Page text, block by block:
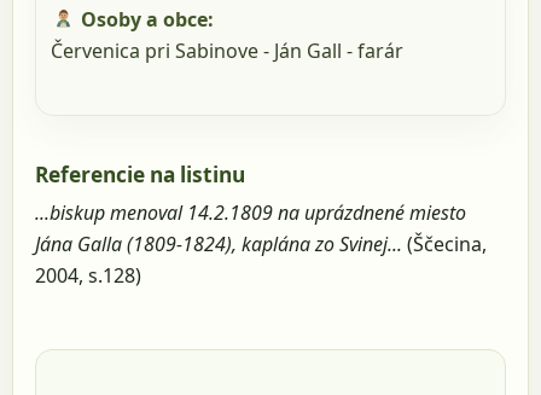
Osoby a obce:
Červenica pri Sabinove - Ján Gall - farár
Referencie na listinu
...biskup menoval 14.2.1809 na uprázdnené miesto
Jána Galla (1809-1824), kaplána zo Svinej... (Ščecina,
2004, s.128)